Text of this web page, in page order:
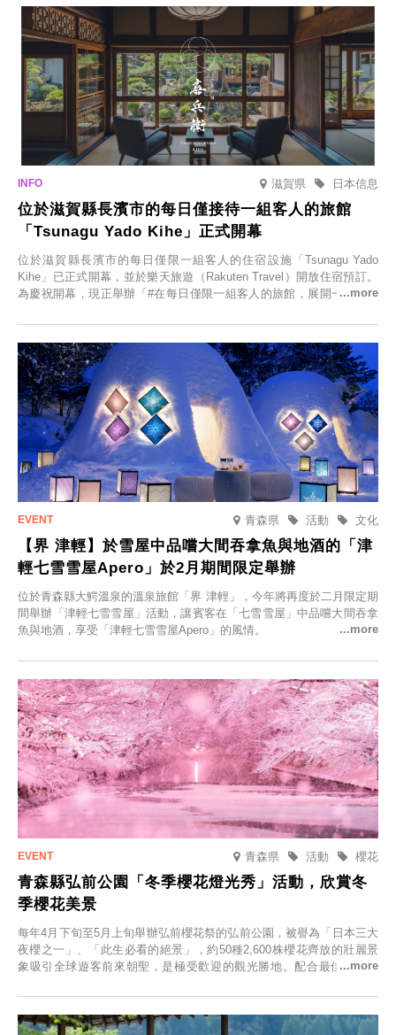
滋賀県 日本信息
位於滋賀縣長濱市的每日僅接待一組客人的旅館
「Tsunagu Yado Kihe」正式開幕
位於滋賀縣長濱市的每日僅限一組客人的住宿設施「Tsunagu Yado
Kihe」已正式開幕，並於樂天旅遊（Rakuten Travel）開放住宿預訂。
為慶祝開幕，現正舉辦「#在每日僅限一組客人的旅館，展開一生一次
人的旅館，您才能在此與重要的人共度獨一無二的特別時光。
青森県 文化
活動
【界 津輕】於雪屋中品嚐大間吞拿魚與地酒的「津
輕七雪雪屋Apero」於2月期間限定舉辦
位於青森縣大鰐溫泉的溫泉旅館「界 津輕」，今年將再度於二月限定期
間舉辦「津輕七雪雪屋」活動，讓賓客在「七雪雪屋」中品嚐大間吞拿
魚與地酒，享受「津輕七雪雪屋Apero」的風情。
青森県 櫻花
活動
青森縣弘前公園「冬季櫻花燈光秀」活動，欣賞冬
季櫻花美景
每年4月下旬至5月上旬舉辦弘前櫻花祭的弘前公園，被譽為「日本三大
夜櫻之一」、「此生必看的絕景」，約50種2,600株櫻花齊放的壯麗景
象吸引全球遊客前來朝聖，是極受歡迎的觀光勝地。配合最佳觀雪時
「冬季櫻花燈光秀」。